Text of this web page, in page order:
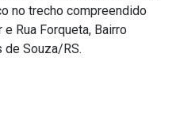
no trecho compreendido
Rua Forqueta, Bairro
de Souza/RS.